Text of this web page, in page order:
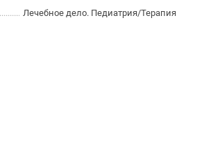
Лечебное дело. Педиатрия/Терапия